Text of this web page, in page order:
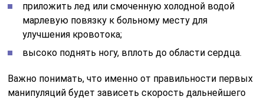
приложить лед или смоченную холодной водой
марлевую повязку к больному месту для
улучшения кровотока;
высоко поднять ногу, вплоть до области сердца.
Важно понимать, что именно от правильности первых
манипуляций будет зависеть скорость дальнейшего